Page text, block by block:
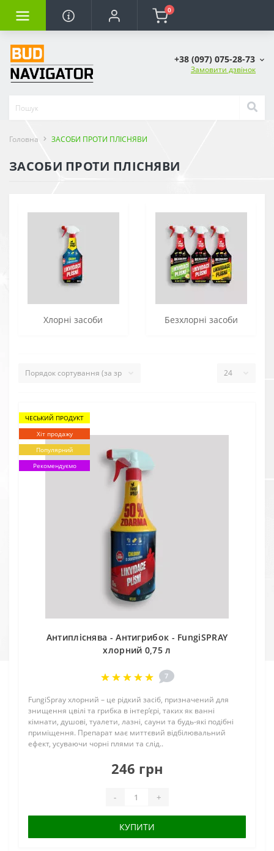
0
+38 (097) 075-28-73
Замовити дзвінок
Головна ЗАСОБИ ПРОТИ ПЛІСНЯВИ
ЗАСОБИ ПРОТИ ПЛІСНЯВИ
Хлорні засоби Безхлорні засоби
ЧЕСЬКИЙ ПРОДУКТ
Хіт продажу
Популярний
Рекомендуємо
Антипліснява - Антигрибок - FungiSPRAY
хлорний 0,75 л
7
FungiSpray хлорний – це рідкий засіб, призначений для
знищення цвілі та грибка в інтер’єрі, таких як ванні
кімнати, душові, туалети, лазні, сауни та будь-які подібні
приміщення. Препарат має миттєвий відбілювальний
ефект, усуваючи чорні плями та слід..
246 грн
- +
КУПИТИ